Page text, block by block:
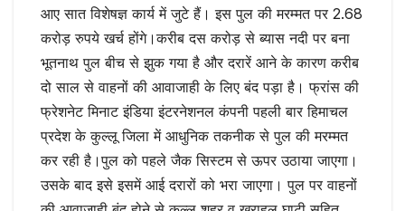
आए सात विशेषज्ञ कार्य में जुटे हैं। इस पुल की मरम्मत पर 2.68
करोड़ रुपये खर्च होंगे।करीब दस करोड़ से ब्यास नदी पर बना
भूतनाथ पुल बीच से झुक गया है और दरारें आने के कारण करीब
दो साल से वाहनों की आवाजाही के लिए बंद पड़ा है। फ्रांस की
फ्रेशनेट मिनाट इंडिया इंटरनेशनल कंपनी पहली बार हिमाचल
प्रदेश के कुल्लू जिला में आधुनिक तकनीक से पुल की मरम्मत
कर रही है।पुल को पहले जैक सिस्टम से ऊपर उठाया जाएगा।
उसके बाद इसे इसमें आई दरारों को भरा जाएगा। पुल पर वाहनों